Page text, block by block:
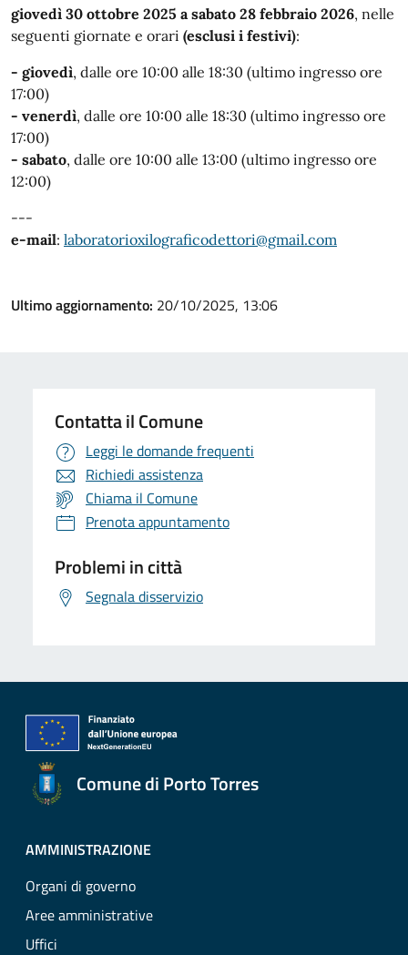
giovedì 30 ottobre 2025 a sabato 28 febbraio 2026, nelle
seguenti giornate e orari (esclusi i festivi):
- giovedì, dalle ore 10:00 alle 18:30 (ultimo ingresso ore
17:00)
- venerdì, dalle ore 10:00 alle 18:30 (ultimo ingresso ore
17:00)
- sabato, dalle ore 10:00 alle 13:00 (ultimo ingresso ore
12:00)
---
e-mail: laboratorioxilograficodettori@gmail.com
Ultimo aggiornamento: 20/10/2025, 13:06
Contatta il Comune
Leggi le domande frequenti
Richiedi assistenza
Chiama il Comune
Prenota appuntamento
Problemi in città
Segnala disservizio
Comune di Porto Torres
AMMINISTRAZIONE
Organi di governo
Aree amministrative
Uffici